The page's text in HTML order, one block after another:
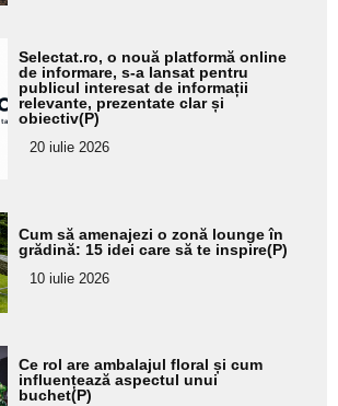
Selectat.ro, o nouă platformă online
de informare, s-a lansat pentru
publicul interesat de informații
relevante, prezentate clar și
obiectiv(P)
20 iulie 2026
Cum să amenajezi o zonă lounge în
grădină: 15 idei care să te inspire(P)
10 iulie 2026
Ce rol are ambalajul floral și cum
influențează aspectul unui
buchet(P)